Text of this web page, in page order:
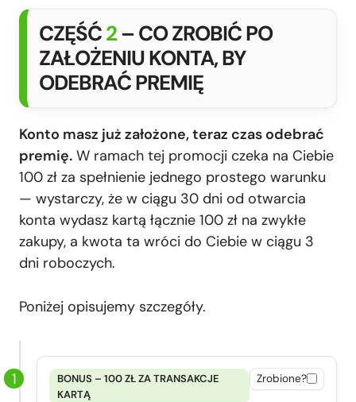
CZĘŚĆ2 – CO ZROBIĆ PO
ZAŁOŻENIU KONTA, BY
ODEBRAĆ PREMIĘ
Konto masz już założone, teraz czas odebrać
premię. W ramach tej promocji czeka na Ciebie
100 zł za spełnienie jednego prostego warunku
— wystarczy, że w ciągu 30 dni od otwarcia
konta wydasz kartą łącznie 100 zł na zwykłe
zakupy, a kwota ta wróci do Ciebie w ciągu 3
dni roboczych.
Poniżej opisujemy szczegóły.
BONUS – 100 ZŁ ZA TRANSAKCJE
KARTĄ
Zrobione?